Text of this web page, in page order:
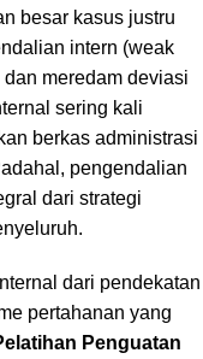
besar kasus justru
intern (weak
meredam deviasi
sering kali
berkas administrasi
pengendalian
dari strategi
dari pendekatan
pertahanan yang
Penguatan